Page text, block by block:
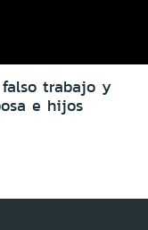
trabajo y
e hijos